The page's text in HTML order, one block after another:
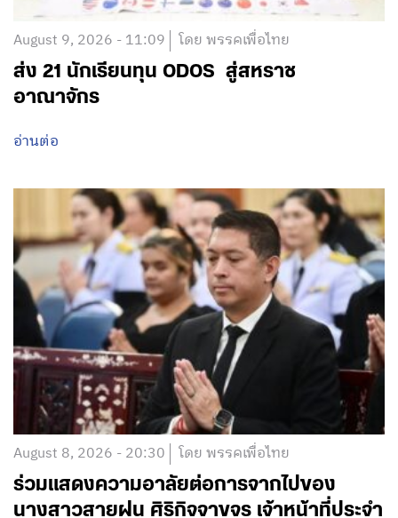
August 9, 2026 - 11:09 โดย พรรคเพื่อไทย
ส่ง 21 นักเรียนทุน ODOS สู่สหราช
อาณาจักร
อ่านต่อ
August 8, 2026 - 20:30 โดย พรรคเพื่อไทย
ร่วมแสดงความอาลัยต่อการจากไปของ
นางสาวสายฝน ศิริกิจจาขจร เจ้าหน้าที่ประจำ